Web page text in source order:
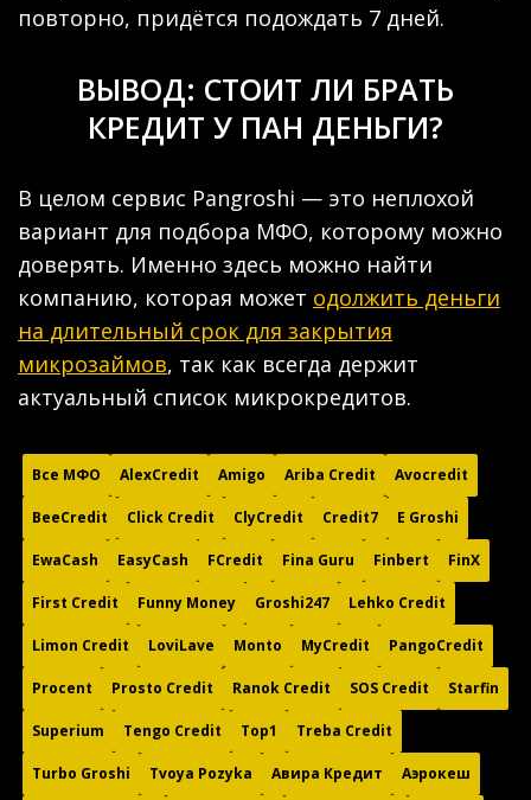
повторно, придётся подождать 7 дней.
ВЫВОД: СТОИТ ЛИ БРАТЬ
КРЕДИТ У ПАН ДЕНЬГИ?
В целом сервис Pangroshi — это неплохой
вариант для подбора МФО, которому можно
доверять. Именно здесь можно найти
компанию, которая может одолжить деньги
на длительный срок для закрытия
микрозаймов, так как всегда держит
актуальный список микрокредитов.
Все МФО AlexCredit Amigo Ariba Credit Avocredit
BeeCredit Click Credit ClyCredit Credit7 E Groshi
EwaCash EasyCash FCredit Fina Guru Finbert FinX
First Credit Funny Money Groshi247 Lehko Credit
Limon Credit LoviLave Monto MyCredit PangoCredit
Procent Prosto Credit Ranok Credit SOS Credit Starfin
Superium Tengo Credit Top1 Treba Credit
Turbo Groshi Tvoya Pozyka Авира Кредит Аэрокеш